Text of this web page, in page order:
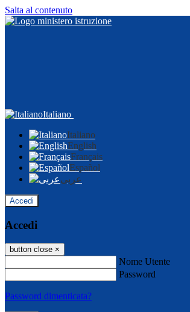
Salta al contenuto
Italiano
Italiano
English
Français
Español
عربى
Accedi
Accedi
button close ×
Nome Utente
Password
Password dimenticata?